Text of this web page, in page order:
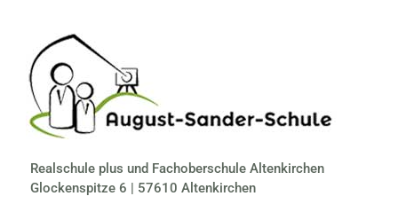
Realschule plus und Fachoberschule Altenkirchen
Glockenspitze 6 | 57610 Altenkirchen